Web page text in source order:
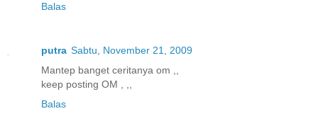
Balas
putra Sabtu, November 21, 2009
Mantep banget ceritanya om ,,
keep posting OM , ,,
Balas